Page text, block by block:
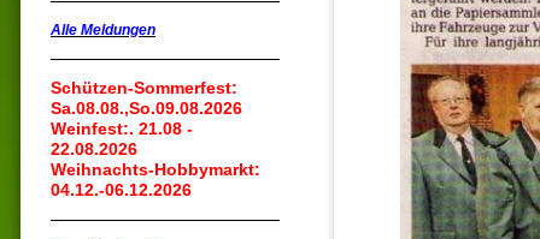
Alle Meldungen
Schützen-Sommerfest:
Sa.08.08.,So.09.08.2026
Weinfest:. 21.08 -
22.08.2026
Weihnachts-Hobbymarkt:
04.12.-06.12.2026